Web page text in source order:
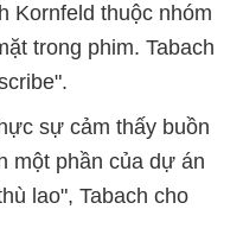
Kornfeld thuộc nhóm
trong phim. Tabach
sự cảm thấy buồn
một phần của dự án
lao", Tabach cho